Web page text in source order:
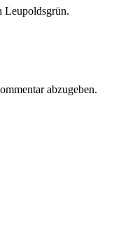
Leupoldsgrün.
abzugeben.